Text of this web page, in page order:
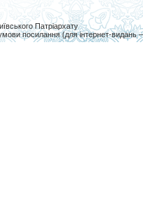
Патріархату
посилання (для інтернет-видань